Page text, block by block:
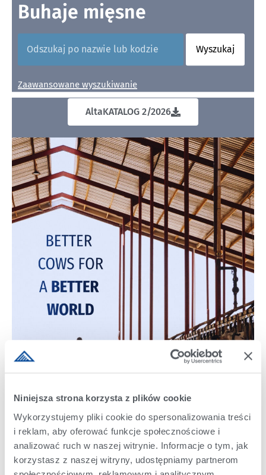
Niniejsza strona korzysta z plików cookie
Wykorzystujemy pliki cookie do spersonalizowania treści
i reklam, aby oferować funkcje społecznościowe i
analizować ruch w naszej witrynie. Informacje o tym, jak
korzystasz z naszej witryny, udostępniamy partnerom
Buhaje mięsne
Wyszukaj
Zaawansowane wyszukiwanie
AltaKATALOG 2/2026